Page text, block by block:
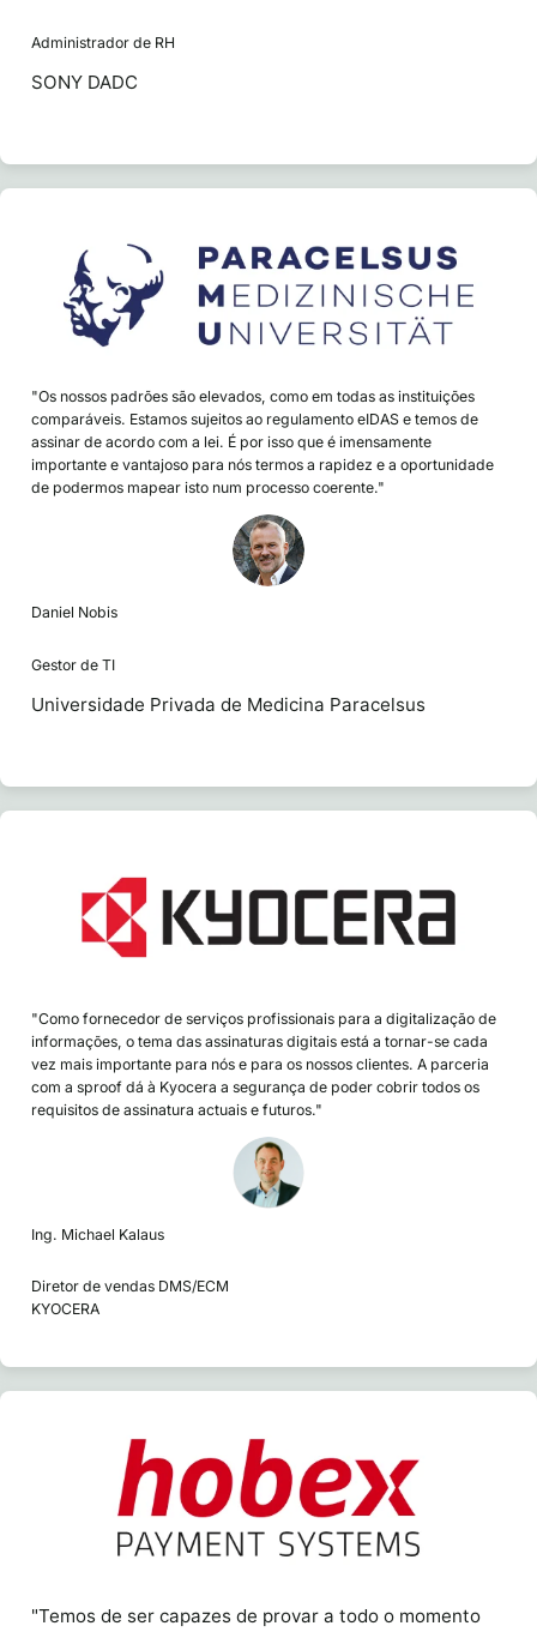
Administrador de RH
SONY DADC
"Os nossos padrões são elevados, como em todas as instituições
comparáveis. Estamos sujeitos ao regulamento eIDAS e temos de
assinar de acordo com a lei. É por isso que é imensamente
importante e vantajoso para nós termos a rapidez e a oportunidade
de podermos mapear isto num processo coerente."
Daniel Nobis
Gestor de TI
Universidade Privada de Medicina Paracelsus
"Como fornecedor de serviços profissionais para a digitalização de
informações, o tema das assinaturas digitais está a tornar-se cada
vez mais importante para nós e para os nossos clientes. A parceria
com a sproof dá à Kyocera a segurança de poder cobrir todos os
requisitos de assinatura actuais e futuros."
Ing. Michael Kalaus
Diretor de vendas DMS/ECM
KYOCERA
"Temos de ser capazes de provar a todo o momento